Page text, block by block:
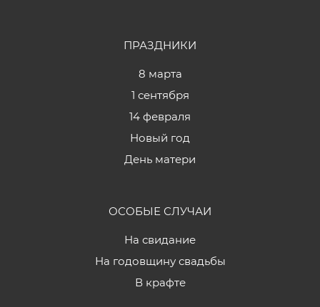
ПРАЗДНИКИ
8 марта
1 сентября
14 февраля
Новый год
День матери
ОСОБЫЕ СЛУЧАИ
На свидание
На годовщину свадьбы
В крафте